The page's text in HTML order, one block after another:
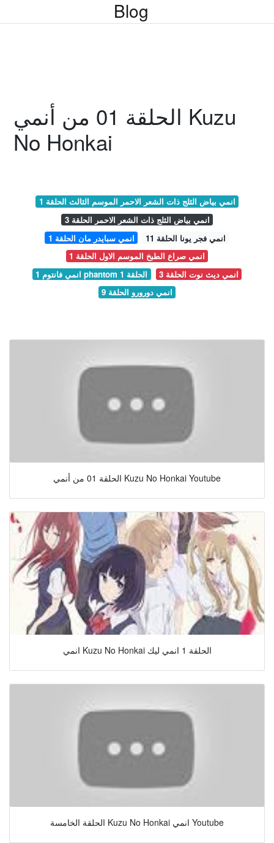
Blog
الحلقة 01 من أنمي Kuzu
No Honkai
انمي بياض الثلج ذات الشعر الاحمر الموسم الثالث الحلقة 1
انمي بياض الثلج ذات الشعر الاحمر الحلقة 3
انمي سبايدر مان الحلقة 1
انمي فجر يونا الحلقة 11
انمي صراع الطبخ الموسم الاول الحلقة 1
انمي فانتوم 1 phantom الحلقة 1
انمي ديث نوت الحلقة 3
انمي دورورو الحلقة 9
الحلقة 01 من أنمي Kuzu No Honkai Youtube
انمي Kuzu No Honkai الحلقة 1 انمي ليك
الحلقة الخامسة Kuzu No Honkai انمي Youtube